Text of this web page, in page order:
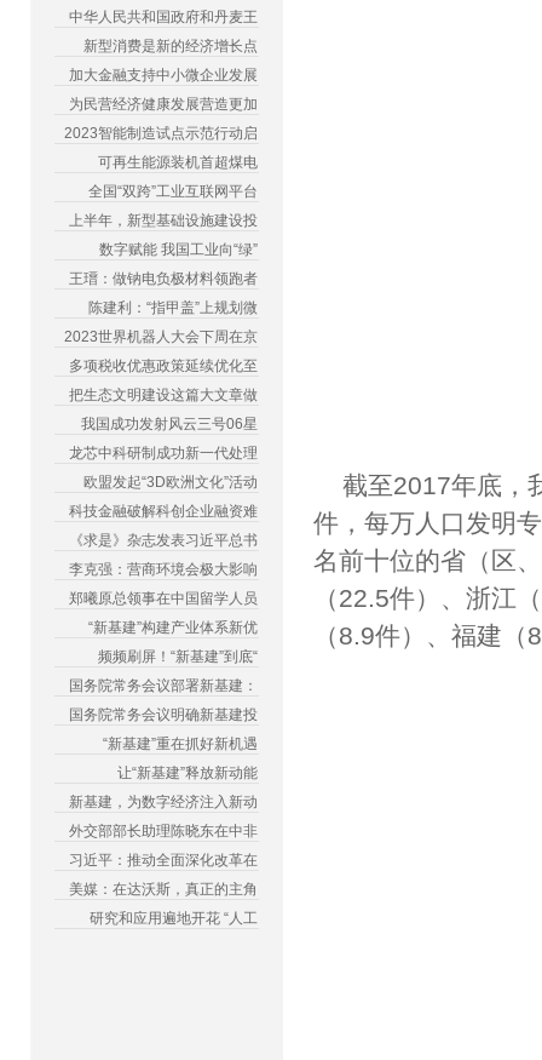
中华人民共和国政府和丹麦王
新型消费是新的经济增长点
加大金融支持中小微企业发展
为民营经济健康发展营造更加
2023智能制造试点示范行动启
可再生能源装机首超煤电
全国“双跨”工业互联网平台
上半年，新型基础设施建设投
数字赋能 我国工业向“绿”
王瑨：做钠电负极材料领跑者
陈建利：“指甲盖”上规划微
2023世界机器人大会下周在京
多项税收优惠政策延续优化至
把生态文明建设这篇大文章做
我国成功发射风云三号06星
龙芯中科研制成功新一代处理
欧盟发起“3D欧洲文化”活动
科技金融破解科创企业融资难
《求是》杂志发表习近平总书
李克强：营商环境会极大影响
郑曦原总领事在中国留学人员
“新基建”构建产业体系新优
频频刷屏！“新基建”到底“
国务院常务会议部署新基建：
国务院常务会议明确新基建投
“新基建”重在抓好新机遇
让“新基建”释放新动能
新基建，为数字经济注入新动
外交部部长助理陈晓东在中非
习近平：推动全面深化改革在
美媒：在达沃斯，真正的主角
研究和应用遍地开花 “人工
截至2017年底，
件，每万人口发明
名前十位的省（区
（22.5件）、浙江
（8.9件）、福建